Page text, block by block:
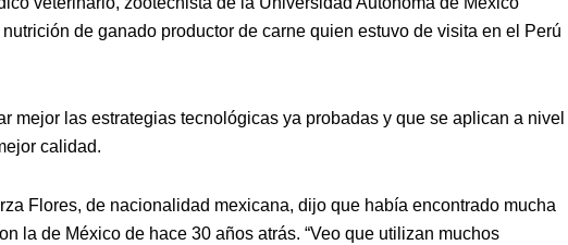
de ganado productor de carne quien estuvo de visita en el Perú
mejor las estrategias tecnológicas ya probadas y que se aplican a nivel
calidad.
Flores, de nacionalidad mexicana, dijo que había encontrado mucha
la de México de hace 30 años atrás. “Veo que utilizan muchos